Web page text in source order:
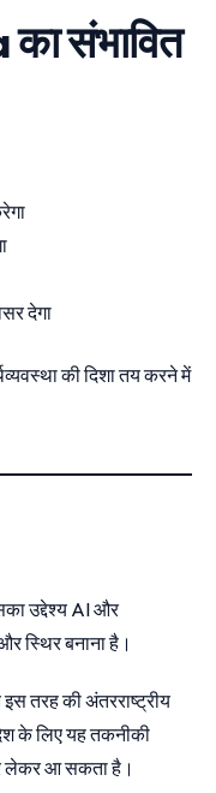
संभावित
देगा
की दिशा तय करने में
उद्देश्य AI और
स्थिर बनाना है।
तरह की अंतरराष्ट्रीय
के लिए यह तकनीकी
लेकर आ सकता है।